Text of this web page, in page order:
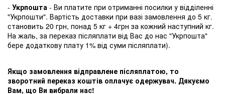
- Укрпошта - Ви платите при отриманні посилки у відділенні
"Укрпошти". Вартість доставки при вазі замовлення до 5 кг.
становить 20 грн, понад 5 кг + 4грн за кожний наступний кг.
На жаль, за переказ післяплати від Вас до нас "Укрпошта"
бере додаткову плату 1% від суми післяплати).
Якщо замовлення відправлене післяплатою, то
зворотний переказ коштів оплачує одержувач. Дякуємо
Вам, що Ви вибрали нас!